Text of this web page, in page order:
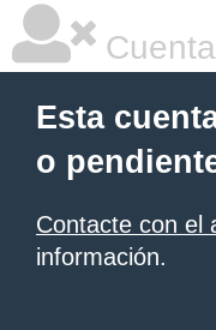
Esta
o
Contacte con el
información.